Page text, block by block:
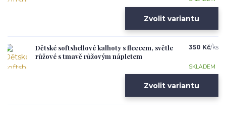
Zvolit variantu
Dětské softshellové kalhoty s fleecem, světle
růžové s tmavě růžovým nápletem
350 Kč/ks
SKLADEM
Zvolit variantu